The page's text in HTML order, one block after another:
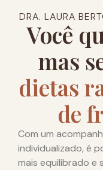
DRA. LAURA
Você
mas
dietas
de
Com um
individualizado, é
mais equilibrado e